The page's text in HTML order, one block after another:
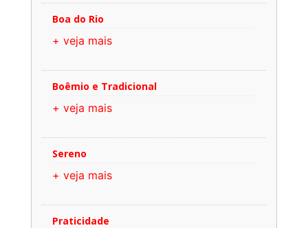
Boa do Rio
+ veja mais
Boêmio e Tradicional
+ veja mais
Sereno
+ veja mais
Praticidade